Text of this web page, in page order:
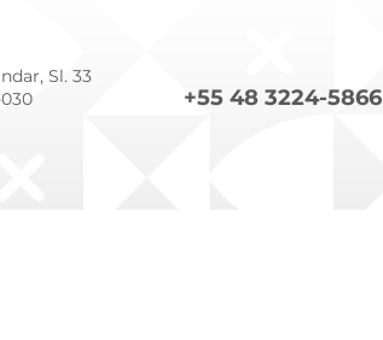
Sl. 33
+55 48 3224-5866